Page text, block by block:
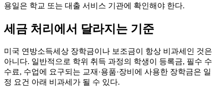
용일은 학교 또는 대출 서비스 기관에 확인해야 한다.
세금 처리에서 달라지는 기준
미국 연방소득세상 장학금이나 보조금이 항상 비과세인 것은
아니다. 일반적으로 학위 취득 과정의 학생이 등록금, 필수 수
수료, 수업에 요구되는 교재·용품·장비에 사용한 장학금은 일
정 요건 아래 비과세가 될 수 있다.